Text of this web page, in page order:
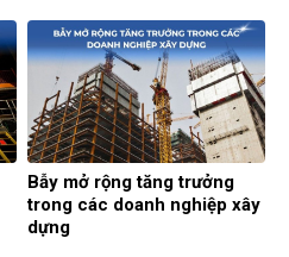
Bẫy mở rộng tăng trưởng
trong các doanh nghiệp xây
dựng